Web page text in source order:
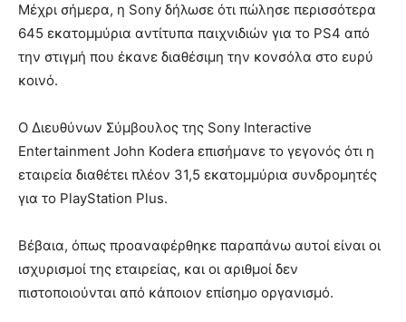
Μέχρι σήμερα, η Sony δήλωσε ότι πώλησε περισσότερα
645 εκατομμύρια αντίτυπα παιχνιδιών για το PS4 από
την στιγμή που έκανε διαθέσιμη την κονσόλα στο ευρύ
κοινό.
Ο Διευθύνων Σύμβουλος της Sony Interactive
Entertainment John Kodera επισήμανε το γεγονός ότι η
εταιρεία διαθέτει πλέον 31,5 εκατομμύρια συνδρομητές
για το PlayStation Plus.
Βέβαια, όπως προαναφέρθηκε παραπάνω αυτοί είναι οι
ισχυρισμοί της εταιρείας, και οι αριθμοί δεν
πιστοποιούνται από κάποιον επίσημο οργανισμό.